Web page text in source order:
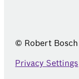
© Robert
Privacy Settings